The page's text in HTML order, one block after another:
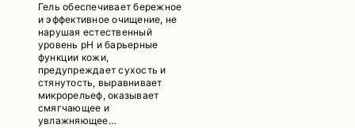
Гель обеспечивает бережное
и эффективное очищение, не
нарушая естественный
уровень pH и барьерные
функции кожи,
предупреждает сухость и
стянутость, выравнивает
микрорельеф, оказывает
смягчающее и
увлажняющее…